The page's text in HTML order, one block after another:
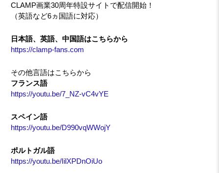
CLAMP画業30周年特設サイトで配信開始！
（英語など6ヵ国語に対応）
日本語、英語、中国語はこちらから
https://clamp-fans.com
その他言語はこちらから
フランス語
https://youtu.be/7_NZ-vC4vYE
スペイン語
https://youtu.be/D990vqWWojY
ポルトガル語
https://youtu.be/IilXPDnOiUo